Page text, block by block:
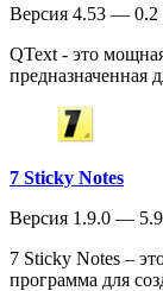
Версия 4.53 —
QText - это
предназначенная
7 Sticky Notes
Версия 1.9.0 —
7 Sticky Notes –
программа для